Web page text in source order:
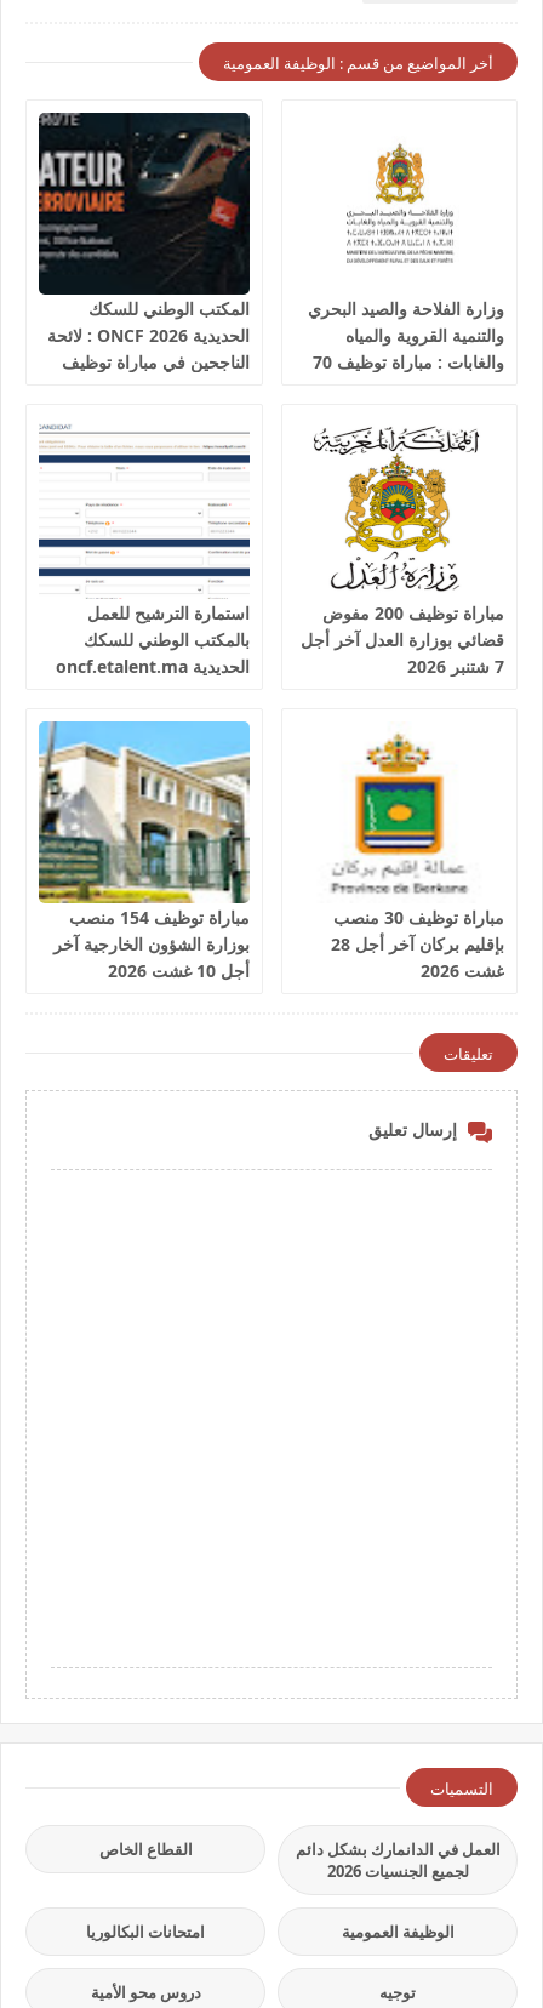
أخر المواضيع من قسم : الوظيفة العمومية
وزارة الفلاحة والصيد البحري
والتنمية القروية والمياه
والغابات : مباراة توظيف 70
المكتب الوطني للسكك
الحديدية 2026 ONCF : لائحة
الناجحين في مباراة توظيف
مباراة توظيف 200 مفوض
قضائي بوزارة العدل آخر أجل
7 شتنبر 2026
استمارة الترشيح للعمل
بالمكتب الوطني للسكك
الحديدية oncf.etalent.ma
مباراة توظيف 30 منصب
بإقليم بركان آخر أجل 28
غشت 2026
مباراة توظيف 154 منصب
بوزارة الشؤون الخارجية آخر
أجل 10 غشت 2026
تعليقات
إرسال تعليق
التسميات
العمل في الدانمارك بشكل دائم
لجميع الجنسيات 2026
القطاع الخاص
الوظيفة العمومية امتحانات البكالوريا
توجيه دروس محو الأمية